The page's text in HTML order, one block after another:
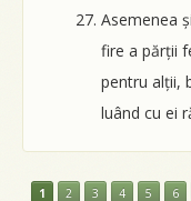
Asemenea
fire a părții
pentru alții,
luând cu ei
1 2 3 4 5 6